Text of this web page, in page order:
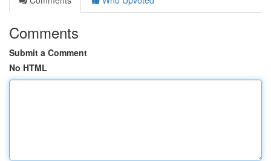
Comments
Submit a Comment
No HTML